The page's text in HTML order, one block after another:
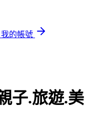
我的帳號
子.旅遊.美